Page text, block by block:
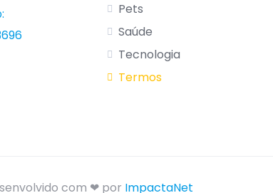
Pets
Saúde
Tecnologia
Termos
com ❤ por ImpactaNet